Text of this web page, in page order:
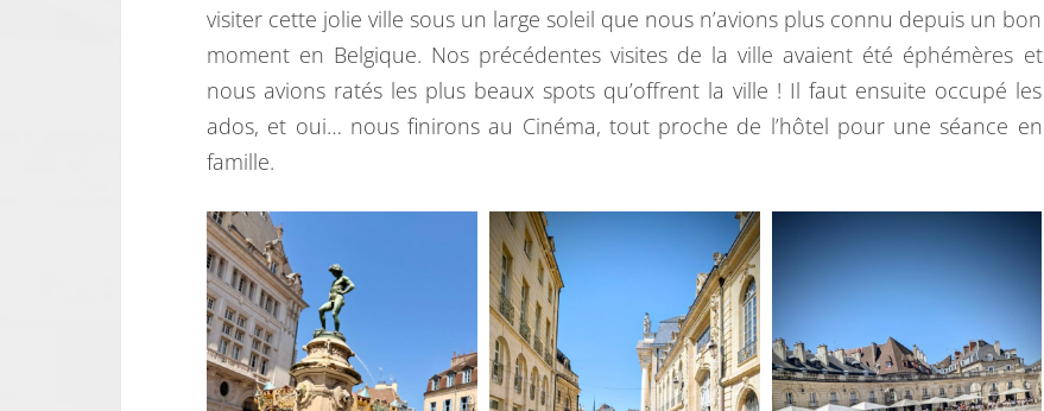
visiter cette jolie ville sous un large soleil que nous n’avions plus connu depuis un bon
moment en Belgique. Nos précédentes visites de la ville avaient été éphémères et
nous avions ratés les plus beaux spots qu’offrent la ville ! Il faut ensuite occupé les
ados, et oui… nous finirons au Cinéma, tout proche de l’hôtel pour une séance en
famille.